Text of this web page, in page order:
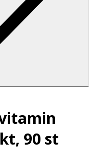
90 st